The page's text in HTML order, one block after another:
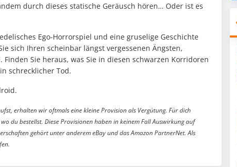
durch dieses statische Geräusch hören… Oder ist es
Ego-Horrorspiel und eine gruselige Geschichte
sich Ihren scheinbar längst vergessenen Ängsten,
Sie heraus, was Sie in diesen schwarzen Korridoren
schrecklicher Tod.
erhalten wir oftmals eine kleine Provision als Vergütung. Für dich
du bestellst. Diese Provisionen haben in keinem Fall Auswirkung auf
gehört unter anderem eBay und das Amazon PartnerNet. Als